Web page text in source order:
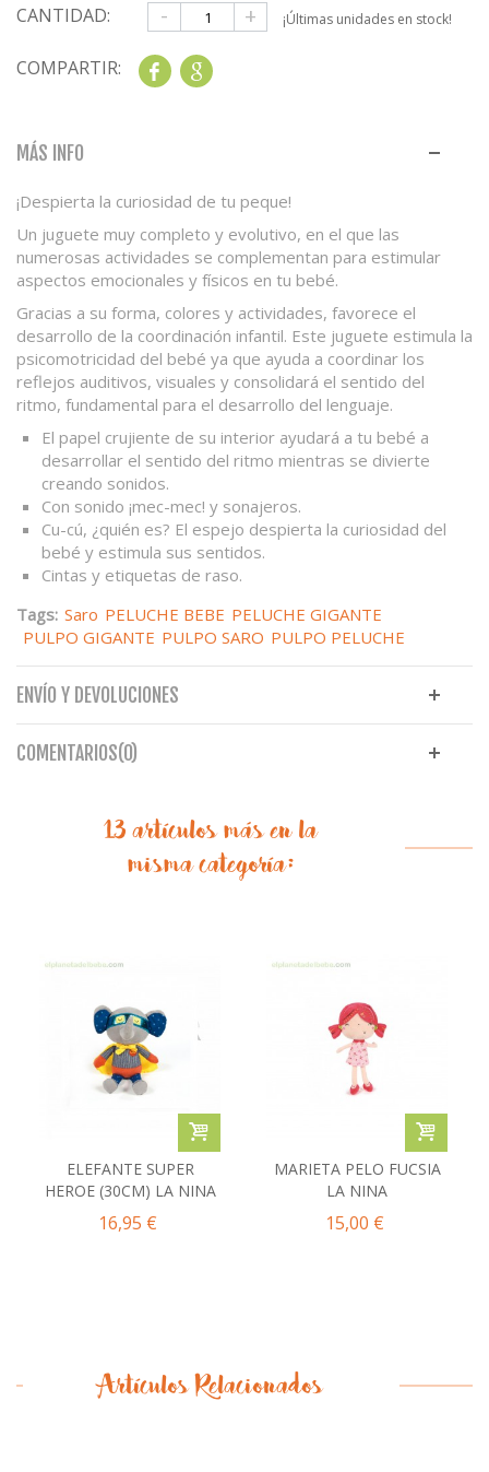
CANTIDAD: - + ¡Últimas unidades en stock!
COMPARTIR: Share
MÁS INFO
¡Despierta la curiosidad de tu peque!
Un juguete muy completo y evolutivo, en el que las
numerosas actividades se complementan para estimular
aspectos emocionales y físicos en tu bebé.
Gracias a su forma, colores y actividades, favorece el
desarrollo de la coordinación infantil. Este juguete estimula la
psicomotricidad del bebé ya que ayuda a coordinar los
reflejos auditivos, visuales y consolidará el sentido del
ritmo, fundamental para el desarrollo del lenguaje.
El papel crujiente de su interior ayudará a tu bebé a
desarrollar el sentido del ritmo mientras se divierte
creando sonidos.
Con sonido ¡mec-mec! y sonajeros.
Cu-cú, ¿quién es? El espejo despierta la curiosidad del
bebé y estimula sus sentidos.
Cintas y etiquetas de raso.
Tags: Saro PELUCHE BEBE PELUCHE GIGANTE
PULPO GIGANTE PULPO SARO PULPO PELUCHE
ENVÍO Y DEVOLUCIONES
COMENTARIOS(0)
13 artículos más en la
misma categoría:
ELEFANTE SUPER
HEROE (30CM) LA NINA
16,95 €
MARIETA PELO FUCSIA
LA NINA
15,00 €
Artículos Relacionados